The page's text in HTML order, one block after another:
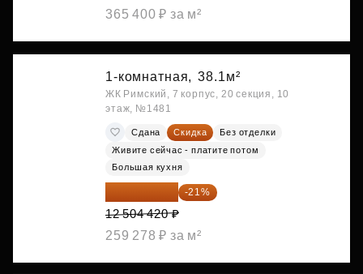
365 400 ₽ за м²
1-комнатная, 38.1м²
ЖК Римский, 7 корпус, 20 секция, 10
этаж, №1481
Сдана Скидка
Без отделки
Живите сейчас - платите потом
Большая кухня
-21%
12 504 420 ₽
259 278 ₽ за м²